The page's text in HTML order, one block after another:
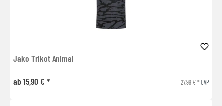
Jako Trikot Animal
ab 15,90 € * 27,99 € *UVP